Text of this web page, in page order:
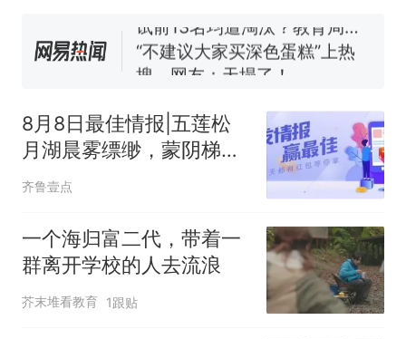
已叫停招聘，成立调查组全面
核查
“不建议大家买深色蛋糕”上热
搜，网友：天塌了！
全部作废，公平么？
8月8日最佳情报|五莲松
月湖晨雾缥缈，蒙阴梯田
宛若大地调色盘
齐鲁壹点
一个海归富二代，带着一
群离开学校的人去流浪
芥末堆看教育 1跟贴